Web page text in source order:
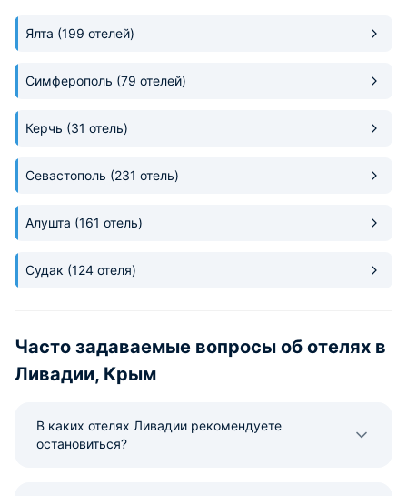
Ялта (199 отелей)
Симферополь (79 отелей)
Керчь (31 отель)
Севастополь (231 отель)
Алушта (161 отель)
Судак (124 отеля)
Часто задаваемые вопросы об отелях в
Ливадии, Крым
В каких отелях Ливадии рекомендуете
остановиться?